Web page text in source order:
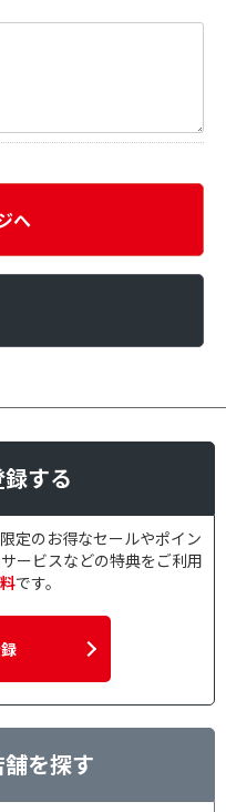
へ
する
定のお得なセールやポイン
ービスなどの特典をご利用
です。
を探す